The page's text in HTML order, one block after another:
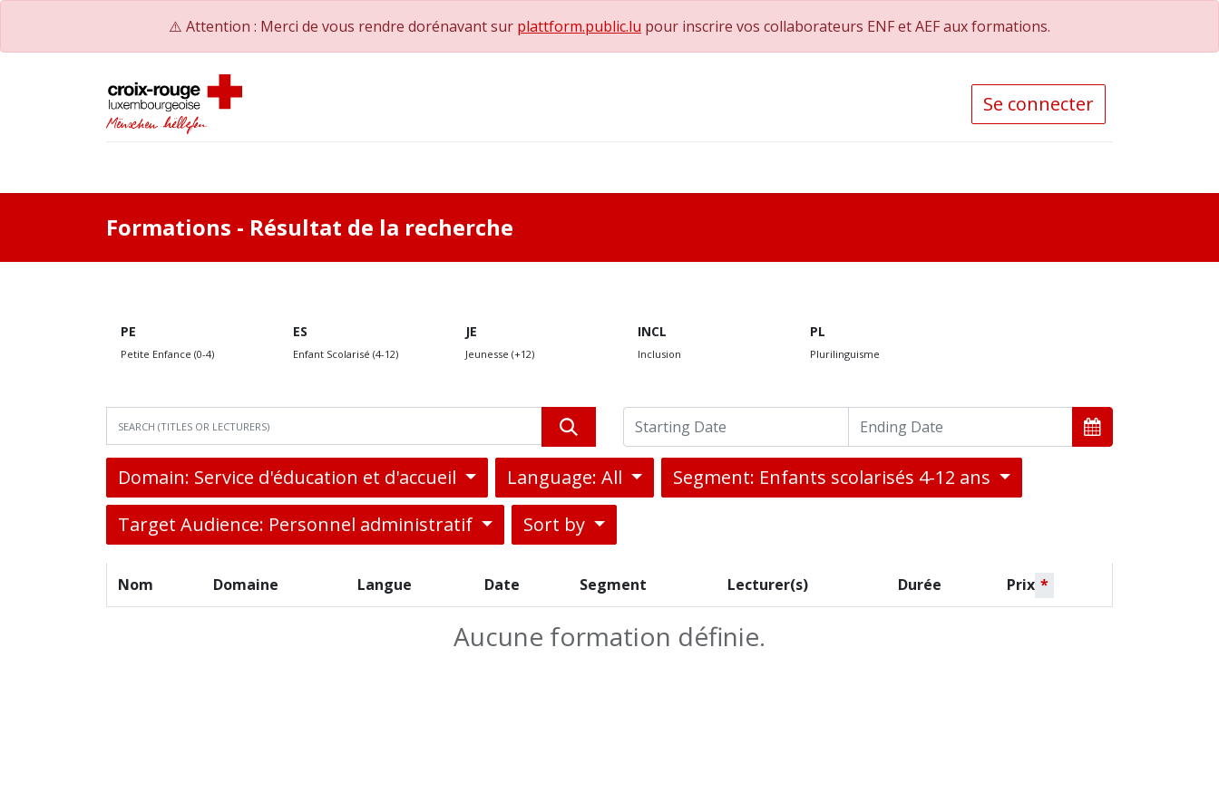
⚠️ Attention : Merci de vous rendre dorénavant sur plattform.public.lu pour inscrire vos collaborateurs ENF et AEF aux formations.
Se connecter
Formations - Résultat de la recherche
PE
Petite Enfance (0-4)
ES
Enfant Scolarisé (4-12)
JE
Jeunesse (+12)
INCL
Inclusion
PL
Plurilinguisme
Domain: Service d'éducation et d'accueil Language: All
Segment: Enfants scolarisés 4-12 ans
Target Audience: Personnel administratif
Sort by
Nom Domaine Langue Date Segment Lecturer(s) Durée Prix *
Aucune formation définie.